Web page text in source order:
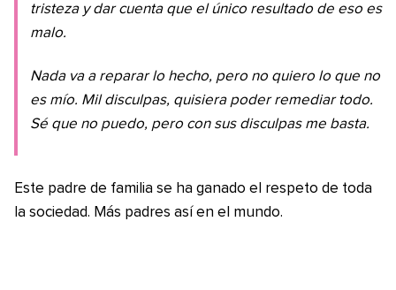
tristeza y dar cuenta que el único resultado de eso es
malo.
Nada va a reparar lo hecho, pero no quiero lo que no
es mío. Mil disculpas, quisiera poder remediar todo.
Sé que no puedo, pero con sus disculpas me basta.
Este padre de familia se ha ganado el respeto de toda
la sociedad. Más padres así en el mundo.